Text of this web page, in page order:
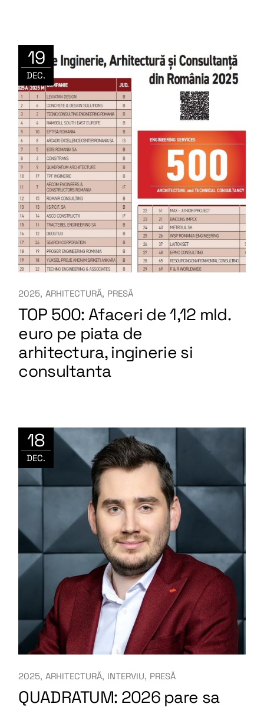
19
DEC.
2025 ARHITECTURĂ PRESĂ
TOP 500: Afaceri de 1,12 mld.
euro pe piata de
arhitectura, inginerie si
consultanta
18
DEC.
2025 ARHITECTURĂ INTERVIU PRESĂ
QUADRATUM: 2026 pare sa